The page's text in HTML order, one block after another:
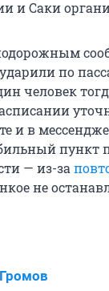
и Саки
по
человек
и в
пункт
— из-за
не